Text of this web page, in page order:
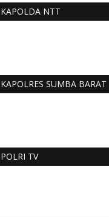
KAPOLDA NTT
KAPOLRES SUMBA BARAT
POLRI TV